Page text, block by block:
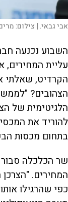
אבי גבאי. | צילום:
השבוע נכנעה
עליית המחירים,
הקרדיט, שאלתי
הצהובים?
הלגיטימית של
להוריד את
בתחום מכסות
שר הכלכלה סבור
המחירים.
כפי שהרגילו